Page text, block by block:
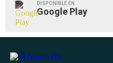
DISPONIBLE EN
Google Play